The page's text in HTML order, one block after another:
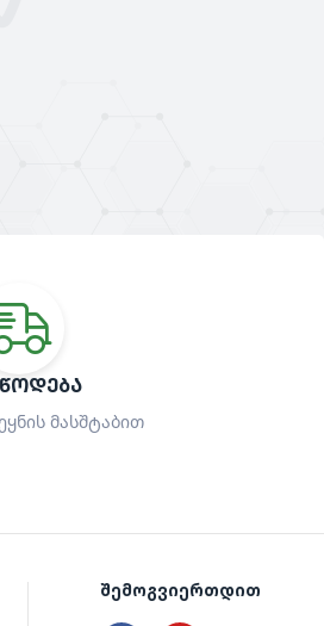
მასშტაბით
შემოგვიერთდით